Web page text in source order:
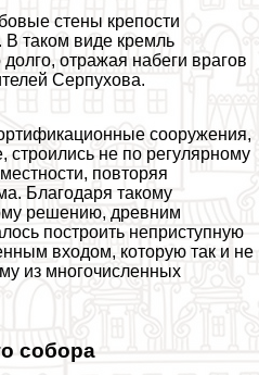
стены крепости
таком виде кремль
отражая набеги врагов
Серпухова.
сооружения,
не по регулярному
повторяя
Благодаря такому
решению, древним
построить неприступную
входом, которую так и не
из многочисленных
собора